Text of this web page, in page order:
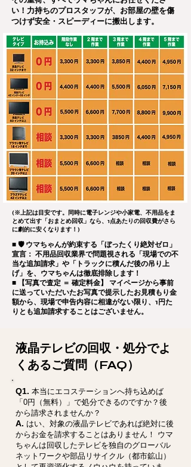
い！力持ちのプロスタッフが、お部屋の壁を傷
つけず安全・スピーディーに搬出します。
(※上記は目安です。同時に電子レンジや小家電、不用品をま
とめて出す「おまとめ回収」なら、1点あたりの回収費がさら
に劇的に安くなります！)
■ 🛡️ ウマちゃんが約束する「ぼったくり絶対ゼロ」
宣言： 不用品回収業界で問題視される「現場での不
当な追加請求」や「トラックに積んだ後の吊り上
げ」を、ウマちゃんは徹底排除します！
■ 【写真で査定 ＝ 確定料金】 マイページから事前
に送っていただいたお写真で提示したお見積もり金
額から、現場で申告内容に相違がない限り、1円た
りとも追加請求することはございません。
液晶テレビの回収・処分でよ
くあるご質問（FAQ）
Q1. 本当にエコステーションへ持ち込めば
「0円（無料）」で処分できるのですか？後
から請求されませんか？
A. はい、対象の液晶テレビであれば絶対に後
からお金を請求することはありません！ ウマ
ちゃんは回収したテレビを独自のグローバル
ネットワークや部品リサイクル（都市鉱山）